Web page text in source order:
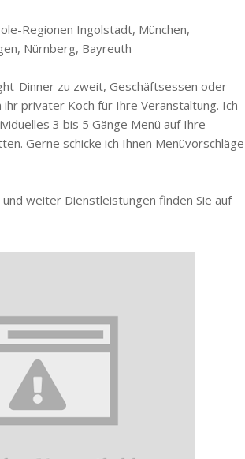
Regionen Ingolstadt, München,
Nürnberg, Bayreuth
Dinner zu zweit, Geschäftsessen oder
ihr privater Koch für Ihre Veranstaltung. Ich
3 bis 5 Gänge Menü auf Ihre
Gerne schicke ich Ihnen Menüvorschläge
weiter Dienstleistungen finden Sie auf